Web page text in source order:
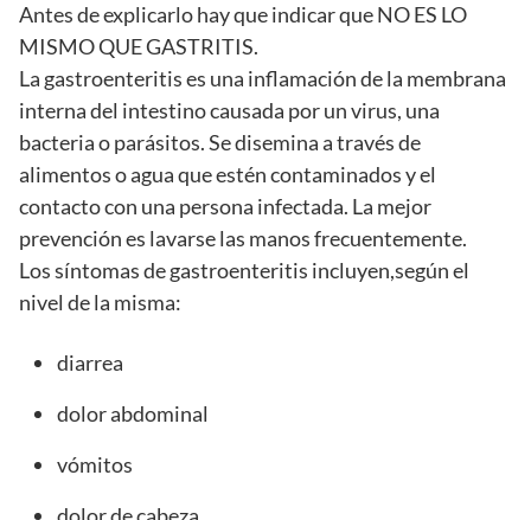
Antes de explicarlo hay que indicar que NO ES LO
MISMO QUE GASTRITIS.
La gastroenteritis es una inflamación de la membrana
interna del intestino causada por un virus, una
bacteria o parásitos. Se disemina a través de
alimentos o agua que estén contaminados y el
contacto con una persona infectada. La mejor
prevención es lavarse las manos frecuentemente.
Los síntomas de gastroenteritis incluyen,según el
nivel de la misma:
diarrea
dolor abdominal
vómitos